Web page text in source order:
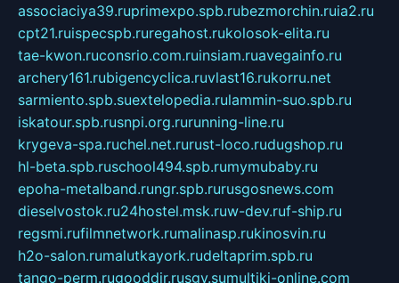
associaciya39.ruprimexpo.spb.rubezmorchin.ruia2.ru
cpt21.ruispecspb.ruregahost.rukolosok-elita.ru
tae-kwon.ruconsrio.com.ruinsiam.ruavegainfo.ru
archery161.rubigencyclica.ruvlast16.rukorru.net
sarmiento.spb.suextelopedia.rulammin-suo.spb.ru
iskatour.spb.rusnpi.org.rurunning-line.ru
krygeva-spa.ruchel.net.rurust-loco.rudugshop.ru
hl-beta.spb.ruschool494.spb.rumymubaby.ru
epoha-metalband.rungr.spb.rurusgosnews.com
dieselvostok.ru24hostel.msk.ruw-dev.ruf-ship.ru
regsmi.rufilmnetwork.rumalinasp.rukinosvin.ru
h2o-salon.rumalutkayork.rudeltaprim.spb.ru
tango-perm.rugooddir.rusgv.sumultiki-online.com